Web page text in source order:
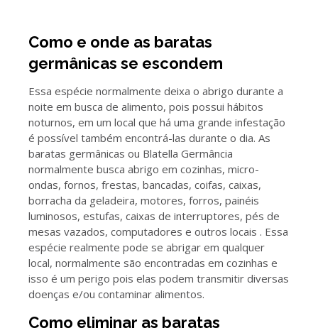
Como e onde as baratas
germânicas se escondem
Essa espécie normalmente deixa o abrigo durante a
noite em busca de alimento, pois possui hábitos
noturnos, em um local que há uma grande infestação
é possível também encontrá-las durante o dia. As
baratas germânicas ou Blatella Germância
normalmente busca abrigo em cozinhas, micro-
ondas, fornos, frestas, bancadas, coifas, caixas,
borracha da geladeira, motores, forros, painéis
luminosos, estufas, caixas de interruptores, pés de
mesas vazados, computadores e outros locais . Essa
espécie realmente pode se abrigar em qualquer
local, normalmente são encontradas em cozinhas e
isso é um perigo pois elas podem transmitir diversas
doenças e/ou contaminar alimentos.
Como eliminar as baratas